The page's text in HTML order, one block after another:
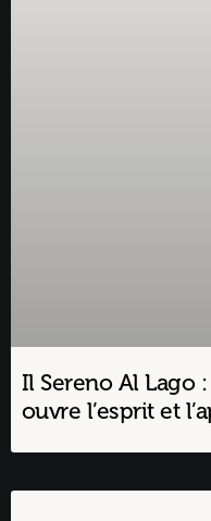
Il Sereno Al Lago
ouvre l’esprit et